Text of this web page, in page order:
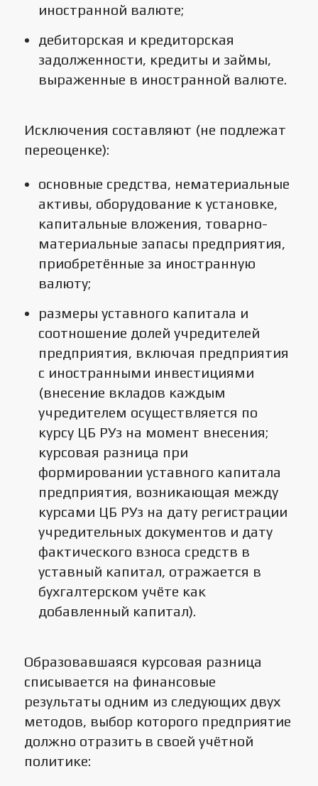
иностранной валюте;
дебиторская и кредиторская
задолженности, кредиты и займы,
выраженные в иностранной валюте.
Исключения составляют (не подлежат
переоценке):
основные средства, нематериальные
активы, оборудование к установке,
капитальные вложения, товарно-
материальные запасы предприятия,
приобретённые за иностранную
валюту;
размеры уставного капитала и
соотношение долей учредителей
предприятия, включая предприятия
с иностранными инвестициями
(внесение вкладов каждым
учредителем осуществляется по
курсу ЦБ РУз на момент внесения;
курсовая разница при
формировании уставного капитала
предприятия, возникающая между
курсами ЦБ РУз на дату регистрации
учредительных документов и дату
фактического взноса средств в
уставный капитал, отражается в
бухгалтерском учёте как
добавленный капитал).
Образовавшаяся курсовая разница
списывается на финансовые
результаты одним из следующих двух
методов, выбор которого предприятие
должно отразить в своей учётной
политике: